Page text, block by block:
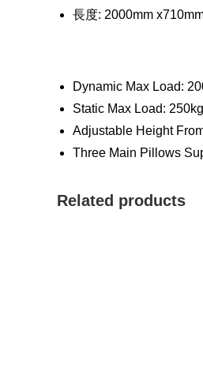
長度: 2000mm
Dynamic Max Load:
Static Max Load: 250kg
Adjustable Height
Three Main Pillows
Related products